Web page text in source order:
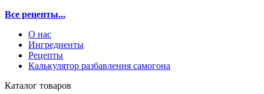
Все рецепты...
О нас
Ингредиенты
Рецепты
Калькулятор разбавления самогона
Каталог товаров